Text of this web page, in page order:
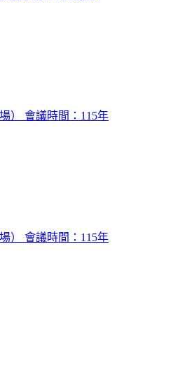
） 會議時間：115年
） 會議時間：115年